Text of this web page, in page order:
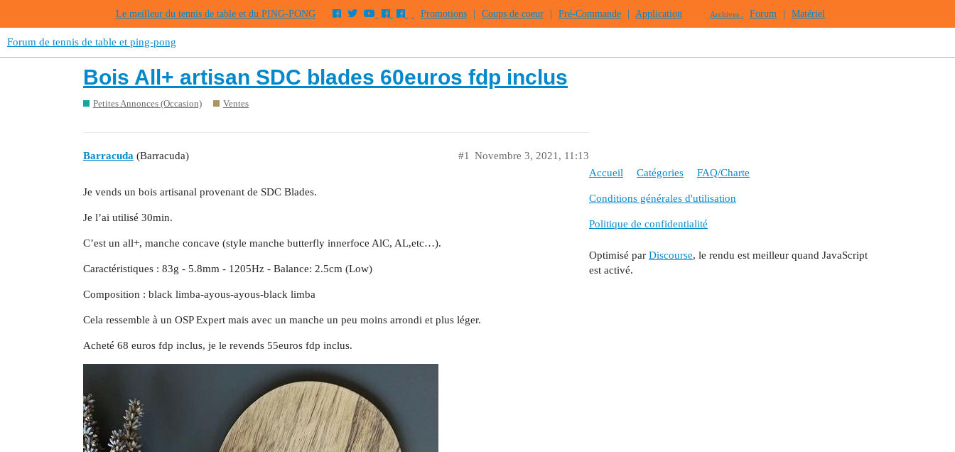
Le meilleur du tennis de table et du PING-PONG Promotions Coups de coeur Pré-Commande Application Archives : Forum Matériel
Forum de tennis de table et ping-pong
Bois All+ artisan SDC blades 60euros fdp inclus
Petites Annonces (Occasion) Ventes
Barracuda (Barracuda) Novembre 3, 2021, 11:13
#1
Je vends un bois artisanal provenant de SDC Blades.
Je l’ai utilisé 30min.
C’est un all+, manche concave (style manche butterfly innerfoce AlC, AL,etc…).
Caractéristiques : 83g - 5.8mm - 1205Hz - Balance: 2.5cm (Low)
Composition : black limba-ayous-ayous-black limba
Cela ressemble à un OSP Expert mais avec un manche un peu moins arrondi et plus léger.
Acheté 68 euros fdp inclus, je le revends 55euros fdp inclus.
Accueil Catégories FAQ/Charte
Conditions générales d'utilisation
Politique de confidentialité
Optimisé par Discourse, le rendu est meilleur quand JavaScript
est activé.